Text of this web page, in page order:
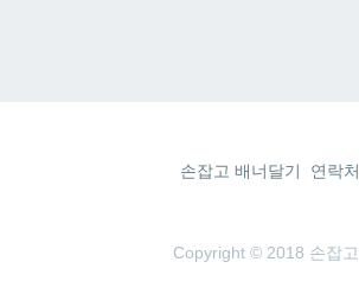
Copyright © 2018 손잡고
손잡고 배너달기 연락처